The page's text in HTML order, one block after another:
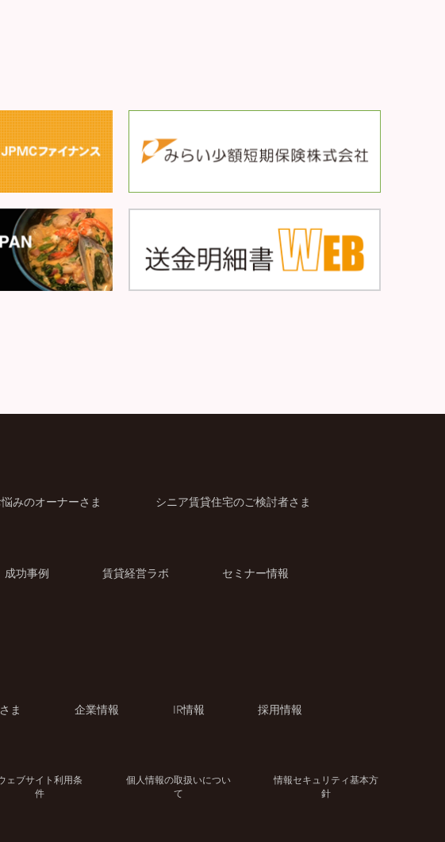
みのオーナーさま シニア賃貸住宅のご検討者さま
成功事例 賃貸経営ラボ セミナー情報
ま 企業情報 IR情報 採用情報
ェブサイト利用条
件
個人情報の取扱いについ
て
情報セキュリティ基本方
針